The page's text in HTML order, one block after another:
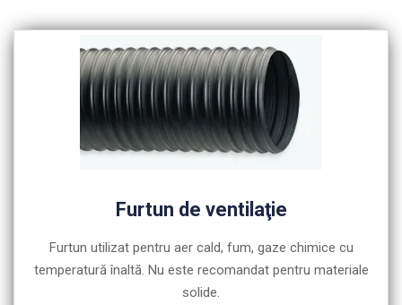
Furtun de ventilaţie
Furtun utilizat pentru aer cald, fum, gaze chimice cu
temperatură înaltă. Nu este recomandat pentru materiale
solide.